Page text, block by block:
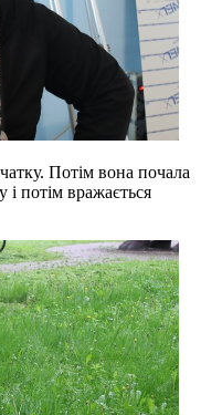
Потім вона почала
і потім вражається